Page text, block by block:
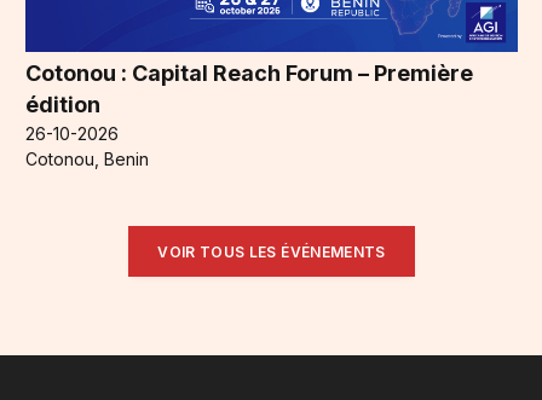
Cotonou : Capital Reach Forum – Première
édition
26-10-2026
Cotonou, Benin
VOIR TOUS LES ÉVÉNEMENTS